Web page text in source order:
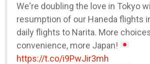
We're doubling the love in Tokyo
resumption of our Haneda flights
daily flights to Narita. More
convenience, more Japan!
https://t.co/i9PwJir3mh